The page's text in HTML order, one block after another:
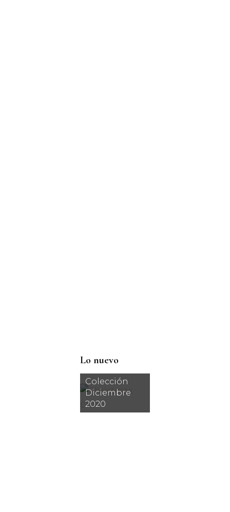
Lo nuevo
Colección
Diciembre
2020